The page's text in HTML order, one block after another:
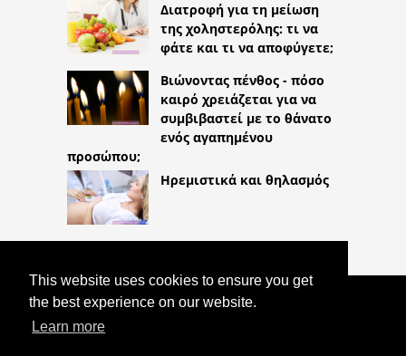
This website uses cookies to ensure you get
the best experience on our website.
Learn more
Διατροφή για τη μείωση
της χοληστερόλης: τι να
φάτε και τι να αποφύγετε;
Βιώνοντας πένθος - πόσο
καιρό χρειάζεται για να
συμβιβαστεί με το θάνατο
ενός αγαπημένου
προσώπου;
Ηρεμιστικά και θηλασμός
COPYRIGHT 2026